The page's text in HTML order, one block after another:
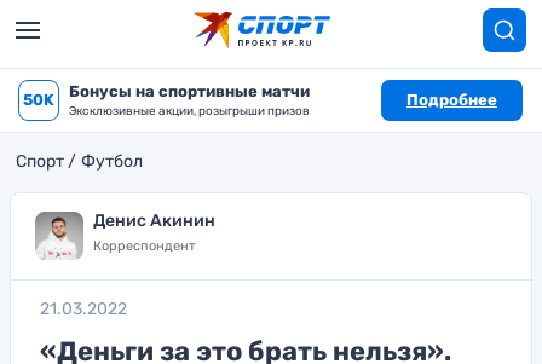
50K Бонусы на спортивные матчи
Эксклюзивные акции, розыгрыши призов
Подробнее
Спорт Футбол
Денис Акинин
Корреспондент
21.03.2022
«Деньги за это брать нельзя».